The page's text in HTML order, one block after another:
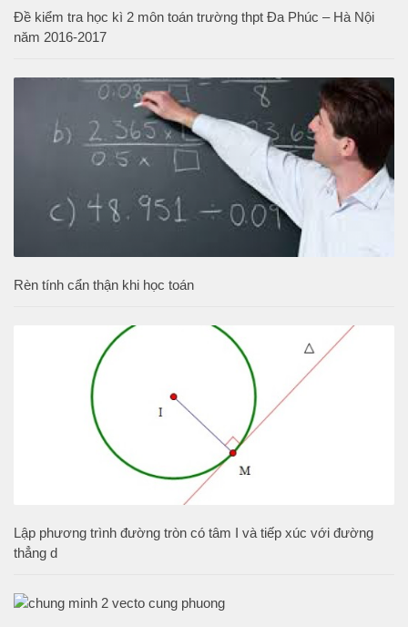
Đề kiểm tra học kì 2 môn toán trường thpt Đa Phúc – Hà Nội
năm 2016-2017
Rèn tính cẩn thận khi học toán
Lập phương trình đường tròn có tâm I và tiếp xúc với đường
thẳng d